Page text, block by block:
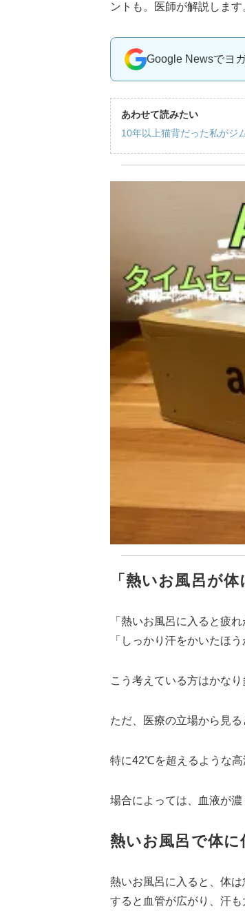
ントも。医師が解説します
Google Newsでヨ
あわせて読みたい
10年以上猫背だった私がジ
「熱いお風呂が
「熱いお風呂に入ると疲れ
「しっかり汗をかいたほう
こう考えている方はかな
ただ、医療の立場から見
特に42℃を超えるような高
場合によっては、血液が
熱いお風呂で体に
熱いお風呂に入ると、体は
すると血管が広がり、汗も